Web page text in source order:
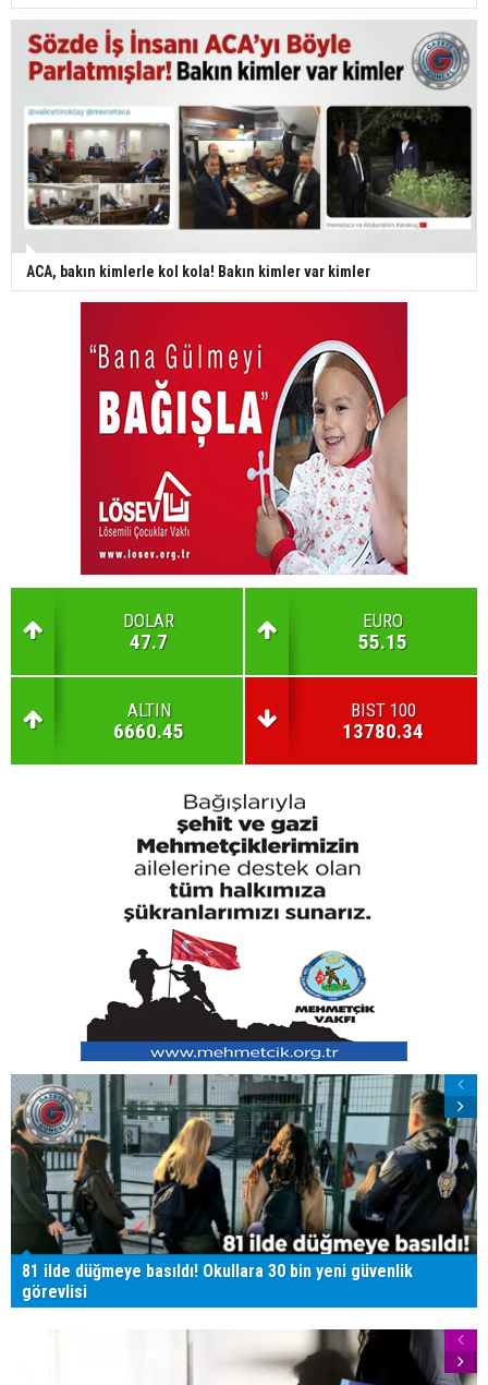
ACA, bakın kimlerle kol kola! Bakın kimler var kimler
DOLAR
47.7
EURO
55.15
ALTIN
6660.45
BIST 100
13780.34
81 ilde düğmeye basıldı! Okullara 30 bin yeni güvenlik
görevlisi